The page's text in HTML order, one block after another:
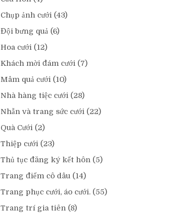
Chụp ảnh cưới (43)
Đội bưng quả (6)
Hoa cưới (12)
Khách mời đám cưới (7)
Mâm quả cưới (10)
Nhà hàng tiệc cưới (28)
Nhẫn và trang sức cưới (22)
Quà Cưới (2)
Thiệp cưới (23)
Thủ tục đăng ký kết hôn (5)
Trang điểm cô dâu (14)
Trang phục cưới, áo cưới. (55)
Trang trí gia tiên (8)